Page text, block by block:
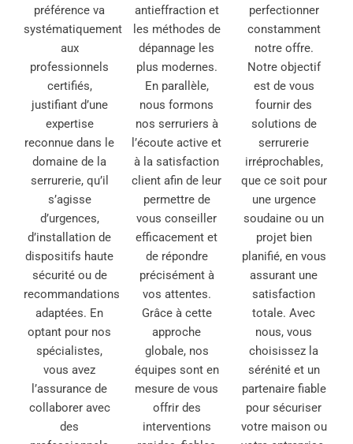
préférence va
systématiquement
aux
professionnels
certifiés,
justifiant d’une
expertise
reconnue dans le
domaine de la
serrurerie, qu’il
s’agisse
d’urgences,
d’installation de
dispositifs haute
sécurité ou de
recommandations
adaptées. En
optant pour nos
spécialistes,
vous avez
l’assurance de
collaborer avec
des
antieffraction et
les méthodes de
dépannage les
plus modernes.
En parallèle,
nous formons
nos serruriers à
l’écoute active et
à la satisfaction
client afin de leur
permettre de
vous conseiller
efficacement et
de répondre
précisément à
vos attentes.
Grâce à cette
approche
globale, nos
équipes sont en
mesure de vous
offrir des
interventions
perfectionner
constamment
notre offre.
Notre objectif
est de vous
fournir des
solutions de
serrurerie
irréprochables,
que ce soit pour
une urgence
soudaine ou un
projet bien
planifié, en vous
assurant une
satisfaction
totale. Avec
nous, vous
choisissez la
sérénité et un
partenaire fiable
pour sécuriser
votre maison ou